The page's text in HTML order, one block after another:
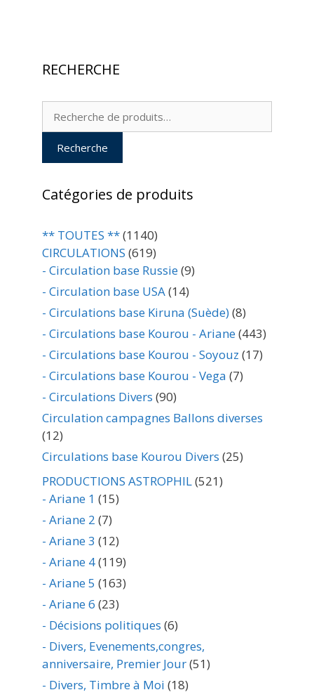
RECHERCHE
Recherche
Recherche
Catégories de produits
** TOUTES **(1140)
CIRCULATIONS (619)
- Circulation base Russie(9)
- Circulation base USA(14)
- Circulations base Kiruna (Suède)(8)
- Circulations base Kourou - Ariane(443)
- Circulations base Kourou - Soyouz (17)
- Circulations base Kourou - Vega (7)
- Circulations Divers (90)
Circulation campagnes Ballons diverses
(12)
Circulations base Kourou Divers (25)
PRODUCTIONS ASTROPHIL(521)
- Ariane 1 (15)
- Ariane 2 (7)
- Ariane 3 (12)
- Ariane 4(119)
- Ariane 5 (163)
- Ariane 6 (23)
- Décisions politiques (6)
- Divers, Evenements,congres,
anniversaire, Premier Jour(51)
- Divers, Timbre à Moi (18)